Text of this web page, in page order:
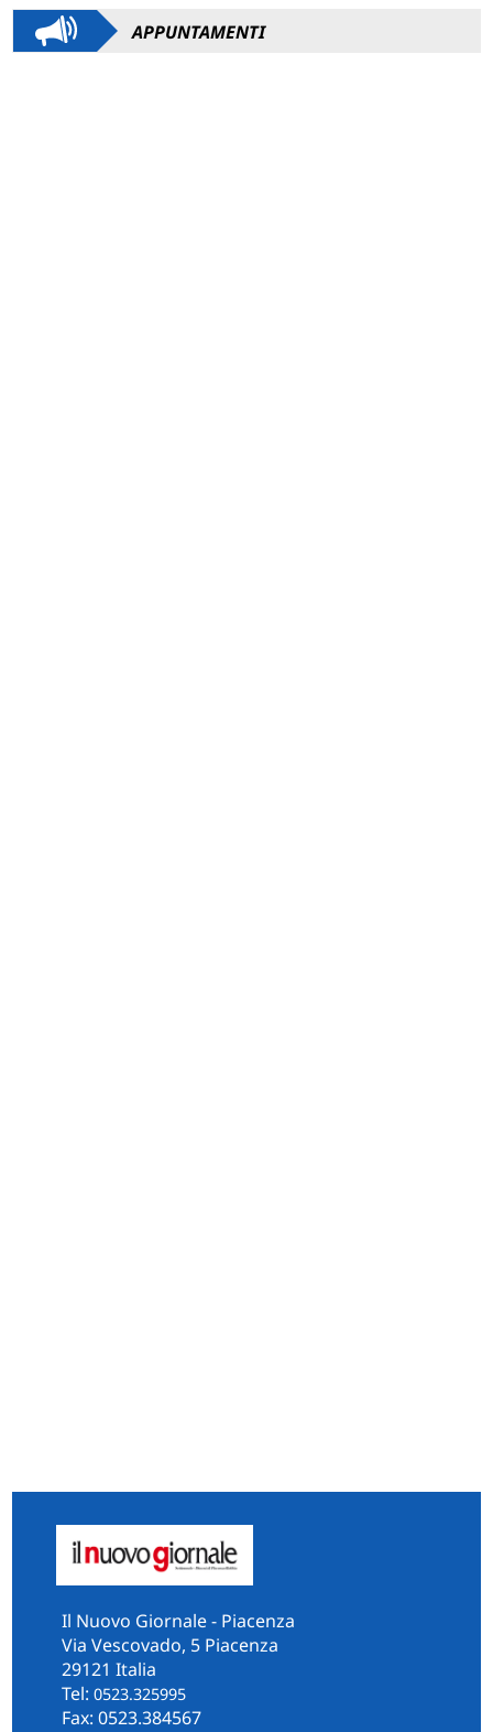
APPUNTAMENTI
Il Nuovo Giornale - Piacenza
Via Vescovado, 5 Piacenza
29121 Italia
Tel: 0523.325995
Fax: 0523.384567